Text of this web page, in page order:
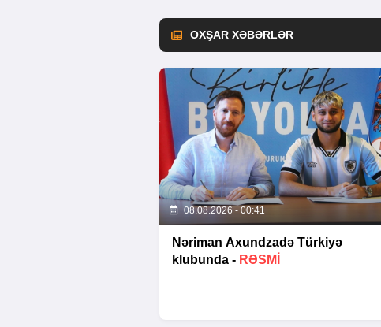
OXŞAR XƏBƏRLƏR
08.08.2026 - 00:41
Nəriman Axundzadə Türkiyə
klubunda - RƏSMİ